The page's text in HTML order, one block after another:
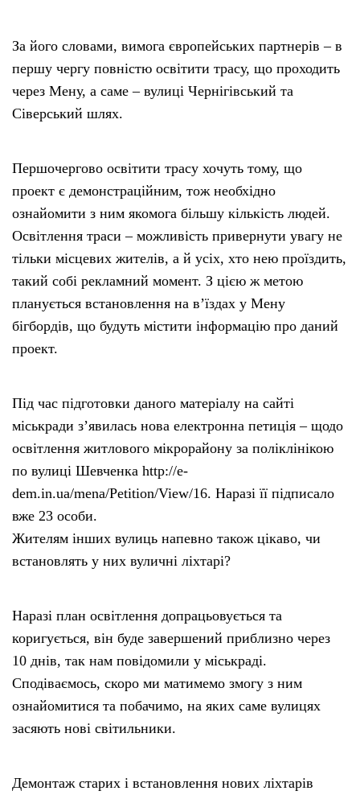
За його словами, вимога європейських партнерів – в
першу чергу повністю освітити трасу, що проходить
через Мену, а саме – вулиці Чернігівський та
Сіверський шлях.
Першочергово освітити трасу хочуть тому, що
проект є демонстраційним, тож необхідно
ознайомити з ним якомога більшу кількість людей.
Освітлення траси – можливість привернути увагу не
тільки місцевих жителів, а й усіх, хто нею проїздить,
такий собі рекламний момент. З цією ж метою
планується встановлення на в’їздах у Мену
бігбордів, що будуть містити інформацію про даний
проект.
Під час підготовки даного матеріалу на сайті
міськради з’явилась нова електронна петиція – щодо
освітлення житлового мікрорайону за поліклінікою
по вулиці Шевченка http://e-
dem.in.ua/mena/Petition/View/16. Наразі її підписало
вже 23 особи.
Жителям інших вулиць напевно також цікаво, чи
встановлять у них вуличні ліхтарі?
Наразі план освітлення допрацьовується та
коригується, він буде завершений приблизно через
10 днів, так нам повідомили у міськраді.
Сподіваємось, скоро ми матимемо змогу з ним
ознайомитися та побачимо, на яких саме вулицях
засяють нові світильники.
Демонтаж старих і встановлення нових ліхтарів